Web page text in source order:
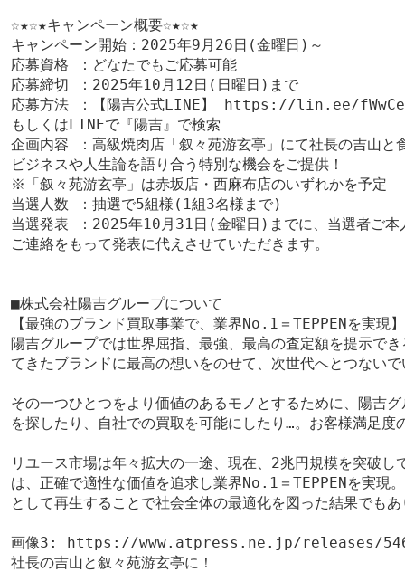
☆★☆★キャンペーン概要☆★☆★
キャンペーン開始：2025年9月26日(金曜日)～
応募資格 ：どなたでもご応募可能
応募締切 ：2025年10月12日(日曜日)まで
応募方法 ：【陽吉公式LINE】 https://lin.ee/
もしくはLINEで『陽吉』で検索
企画内容 ：高級焼肉店「叙々苑游玄亭」にて社長の吉山と
ビジネスや人生論を語り合う特別な機会をご提供！
※「叙々苑游玄亭」は赤坂店・西麻布店のいずれかを予定
当選人数 ：抽選で5組様(1組3名様まで)
当選発表 ：2025年10月31日(金曜日)までに、当選者ご本
ご連絡をもって発表に代えさせていただきます。
■株式会社陽吉グループについて
【最強のブランド買取事業で、業界No.1＝TEPPENを実現】
陽吉グループでは世界屈指、最強、最高の査定額を提示で
てきたブランドに最高の想いをのせて、次世代へとつない
その一つひとつをより価値のあるモノとするために、陽吉
を探したり、自社での買取を可能にしたり…。お客様満足度
リユース市場は年々拡大の一途、現在、2兆円規模を突破
は、正確で適性な価値を追求し業界No.1＝TEPPENを実現
として再生することで社会全体の最適化を図った結果でも
画像3: https://www.atpress.ne.jp/releases/
社長の吉山と叙々苑游玄亭に！